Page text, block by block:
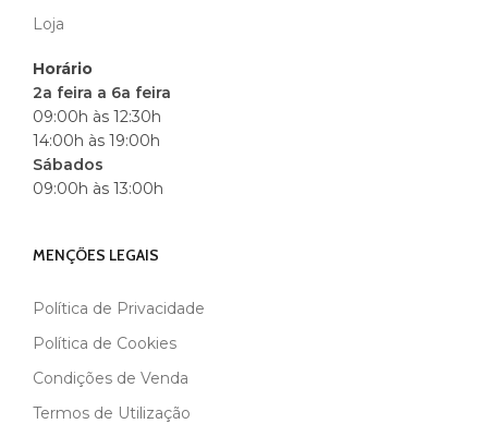
Loja
Horário
2a feira a 6a feira
09:00h às 12:30h
14:00h às 19:00h
Sábados
09:00h às 13:00h
MENÇÕES LEGAIS
Política de Privacidade
Política de Cookies
Condições de Venda
Termos de Utilização